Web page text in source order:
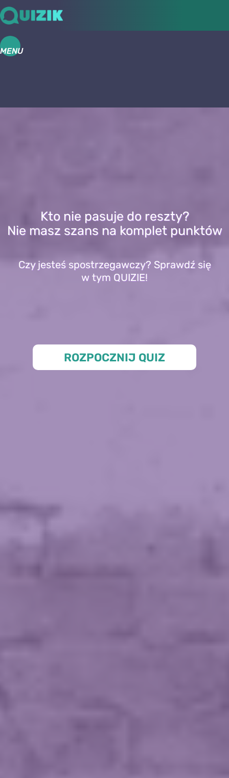
MENU
Kto nie pasuje do reszty?
Nie masz szans na komplet punktów
Czy jesteś spostrzegawczy? Sprawdź się
w tym QUIZIE!
ROZPOCZNIJ QUIZ